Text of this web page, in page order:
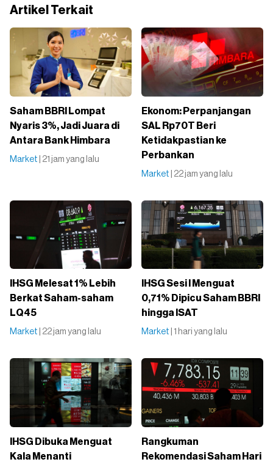
Artikel Terkait
Saham BBRI Lompat
Nyaris 3%, Jadi Juara di
Antara Bank Himbara
Market | 21 jam yang lalu
Ekonom: Perpanjangan
SAL Rp70T Beri
Ketidakpastian ke
Perbankan
Market | 22 jam yang lalu
IHSG Melesat 1% Lebih
Berkat Saham-saham
LQ45
Market | 22 jam yang lalu
IHSG Sesi I Menguat
0,71% Dipicu Saham BBRI
hingga ISAT
Market | 1 hari yang lalu
IHSG Dibuka Menguat
Kala Menanti
Rangkuman
Rekomendasi Saham Hari